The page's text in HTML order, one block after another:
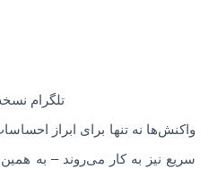
تلگرام
واکنش‌ها نه تنها برای ابراز
سریع نیز به کار می‌روند – به همین